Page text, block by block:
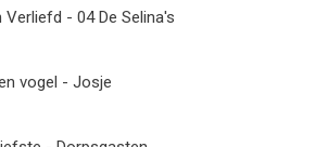
Verliefd - 04 De Selina's
vogel - Josje